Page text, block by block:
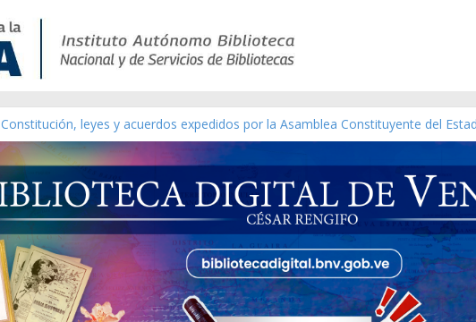
Catálogo temático de obras de Modesta Bor
Constitución, leyes y acuerdos expedidos por la Asamblea Constituyente del
Una Parálisis [material gráfico]
Modesta Bor Sánchez [material gráfico]
Gaceta Oficial de la República de Venezuela año CXXXIII Mes V, Caracas 09 de